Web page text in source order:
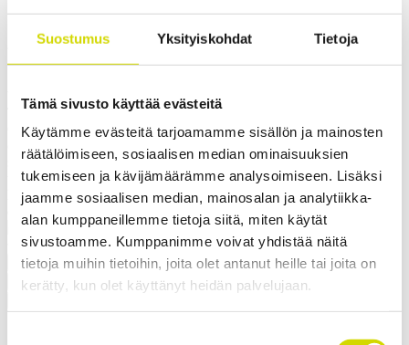
Suostumus Yksityiskohdat Tietoja
Tämä sivusto käyttää evästeitä
Käytämme evästeitä tarjoamamme sisällön ja mainosten
räätälöimiseen, sosiaalisen median ominaisuuksien
tukemiseen ja kävijämäärämme analysoimiseen. Lisäksi
jaamme sosiaalisen median, mainosalan ja analytiikka-
alan kumppaneillemme tietoja siitä, miten käytät
sivustoamme. Kumppanimme voivat yhdistää näitä
tietoja muihin tietoihin, joita olet antanut heille tai joita on
kerätty, kun olet käyttänyt heidän palvelujaan.
600x1200x300mm, sileät sivut,
teräs, polyesterimaalattu
Yhteensopivuus:
Cubo E
Tuotekoodi:EFEP6012030ASähkönumero:
Casemet vakiokotelosarjan Cubo E -kotelot soveltuvat
ominaisuuksiensa ansiosta erinomaisesti suojamaan
sähköjärjestelmiä – ne ovat hyvä valinta esimerkiksi sähkökaapiksi
tai kytkinkoteloksi. Kotelon ominaisuudet, kuten korkeat IP- ja IK-
luokat, laaja kokovalikoima ja salvallinen ovi, tarjoavat paljon
erilaisia käyttö- ja kustomointimahdollisuuksia.
Pyydä tarjous
Mitat ja paino
Materiaalitiedot Toiminnallisuudet